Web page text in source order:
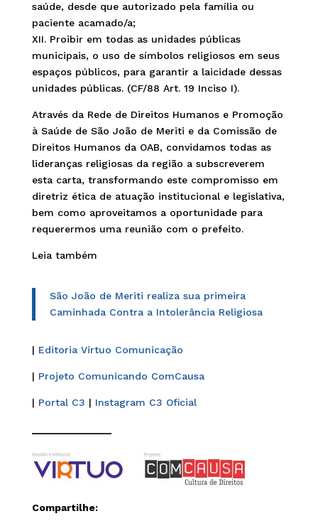
saúde, desde que autorizado pela família ou
paciente acamado/a;
XII. Proibir em todas as unidades públicas
municipais, o uso de símbolos religiosos em seus
espaços públicos, para garantir a laicidade dessas
unidades públicas. (CF/88 Art. 19 Inciso I).
Através da Rede de Direitos Humanos e Promoção
à Saúde de São João de Meriti e da Comissão de
Direitos Humanos da OAB, convidamos todas as
lideranças religiosas da região a subscreverem
esta carta, transformando este compromisso em
diretriz ética de atuação institucional e legislativa,
bem como aproveitamos a oportunidade para
requerermos uma reunião com o prefeito.
Leia também
São João de Meriti realiza sua primeira
Caminhada Contra a Intolerância Religiosa
| Editoria Virtuo Comunicação
| Projeto Comunicando ComCausa
| Portal C3 | Instagram C3 Oficial
Compartilhe: